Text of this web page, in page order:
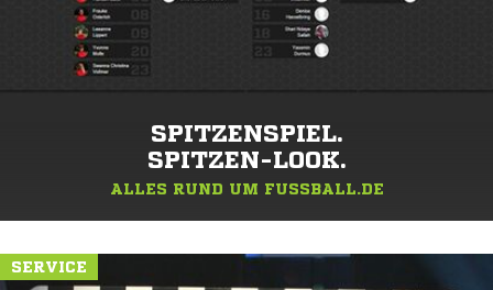
SPITZENSPIEL.
SPITZEN-LOOK.
ALLES RUND UM FUSSBALL.DE
SERVICE